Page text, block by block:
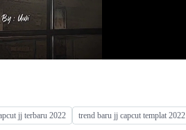
jj terbaru 2022 trend baru jj capcut templat 2022